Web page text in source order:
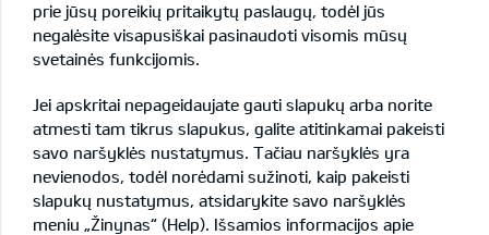
prie jūsų poreikių pritaikytų paslaugų, todėl jūs
negalėsite visapusiškai pasinaudoti visomis mūsų
svetainės funkcijomis.
Jei apskritai nepageidaujate gauti slapukų arba norite
atmesti tam tikrus slapukus, galite atitinkamai pakeisti
savo naršyklės nustatymus. Tačiau naršyklės yra
nevienodos, todėl norėdami sužinoti, kaip pakeisti
slapukų nustatymus, atsidarykite savo naršyklės
meniu „Žinynas“ (Help). Išsamios informacijos apie